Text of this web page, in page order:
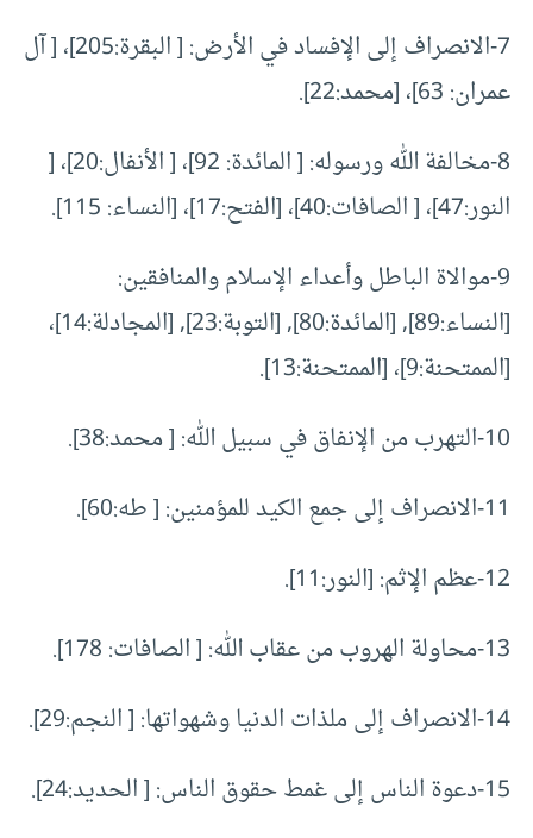
7-الانصراف إلى الإفساد في الأرض: [ البقرة:205]، [ آل
عمران: 63]، [محمد:22].
8-مخالفة الله ورسوله: [ المائدة: 92]، [ الأنفال:20]، [
النور:47]، [ الصافات:40]، [الفتح:17]، [النساء: 115].
9-موالاة الباطل وأعداء الإسلام والمنافقين:
[النساء:89], [المائدة:80], [التوبة:23], [المجادلة:14]،
[الممتحنة:9]، [الممتحنة:13].
10-التهرب من الإنفاق في سبيل الله: [ محمد:38].
11-الانصراف إلى جمع الكيد للمؤمنين: [ طه:60].
12-عظم الإثم: [النور:11].
13-محاولة الهروب من عقاب الله: [ الصافات: 178].
14-الانصراف إلى ملذات الدنيا وشهواتها: [ النجم:29].
15-دعوة الناس إلى غمط حقوق الناس: [ الحديد:24].